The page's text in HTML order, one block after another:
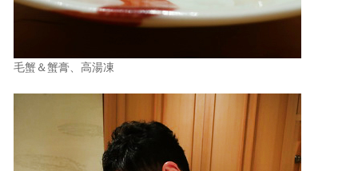
毛蟹＆蟹膏、高湯凍